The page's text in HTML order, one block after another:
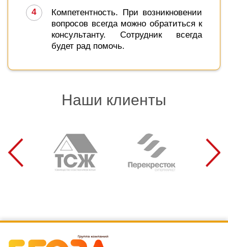
Компетентность. При возникновении
вопросов всегда можно обратиться к
консультанту. Сотрудник всегда
будет рад помочь.
Наши клиенты